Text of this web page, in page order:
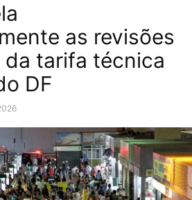
as revisões
tarifa técnica
DF